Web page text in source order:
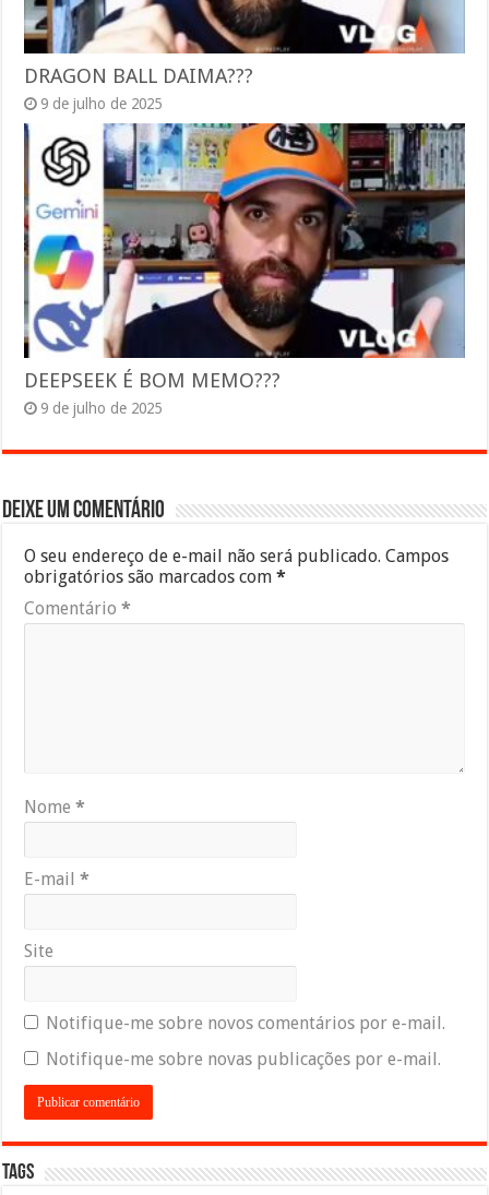
DRAGON BALL DAIMA???
9 de julho de 2025
DEEPSEEK É BOM MEMO???
9 de julho de 2025
Deixe um comentário
O seu endereço de e-mail não será publicado. Campos
obrigatórios são marcados com*
Comentário*
Nome*
E-mail*
Site
Notifique-me sobre novos comentários por e-mail.
Notifique-me sobre novas publicações por e-mail.
Tags